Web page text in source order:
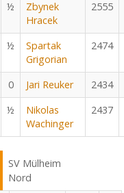
½
Zbynek
Hracek
2555
½
Spartak
Grigorian
2474
0 Jari Reuker
2434
½
Nikolas
Wachinger
2437
SV Mülheim
Nord